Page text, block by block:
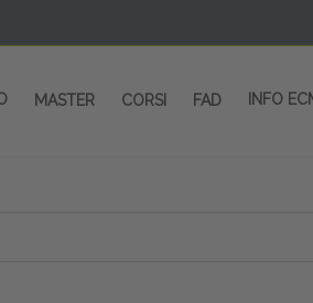
MASTER CORSI FAD INFO